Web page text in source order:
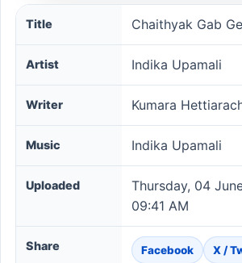
Chaithyak Gab Gena Thibuna song
Title Chaithyak Gab
Artist Indika Upamali
Writer Kumara
Music Indika Upamali
Uploaded
Thursday, 04
09:41 AM
Share Facebook X /